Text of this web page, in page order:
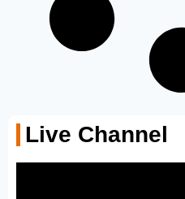
Live Channel